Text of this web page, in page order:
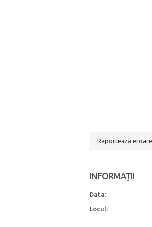
Raportează eroare
INFORMAȚII
Data:
Locul: